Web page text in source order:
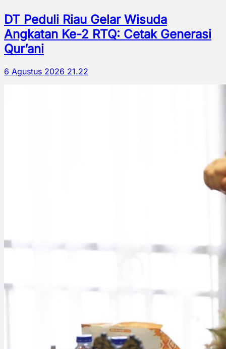
DT Peduli Riau Gelar Wisuda
Angkatan Ke-2 RTQ: Cetak Generasi
Qur’ani
6 Agustus 2026 21.22